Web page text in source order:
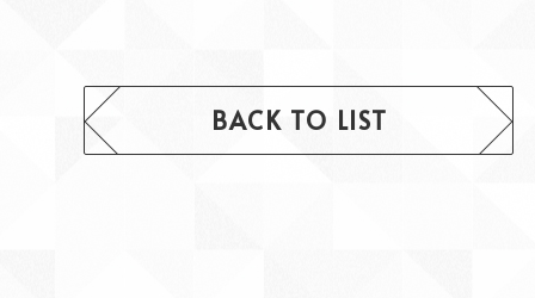
BACK TO LIST